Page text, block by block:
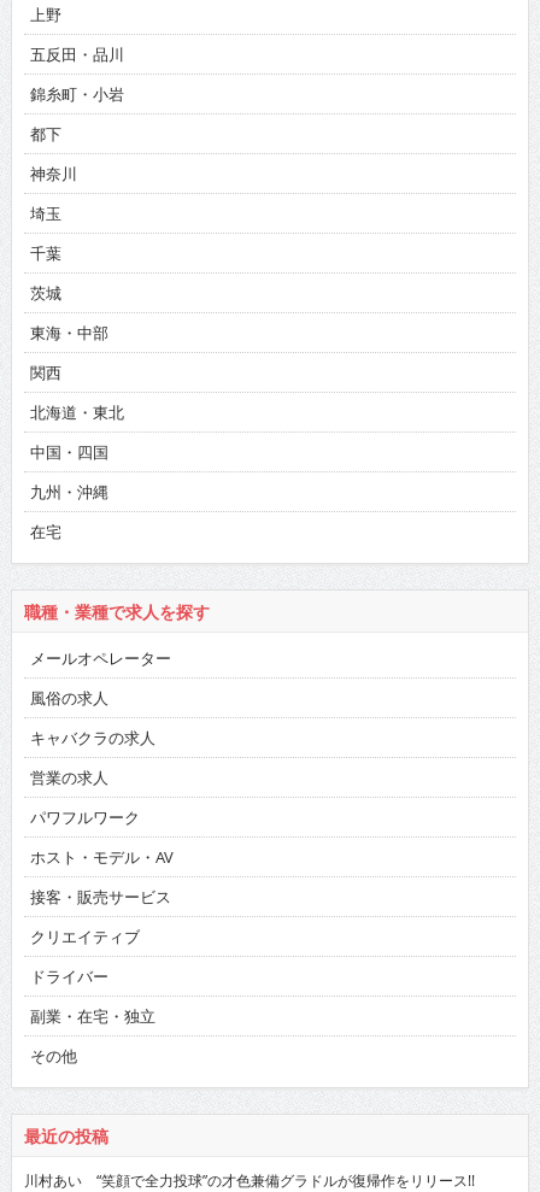
上野
五反田・品川
錦糸町・小岩
都下
神奈川
埼玉
千葉
茨城
東海・中部
関西
北海道・東北
中国・四国
九州・沖縄
在宅
職種・業種で求人を探す
メールオペレーター
風俗の求人
キャバクラの求人
営業の求人
パワフルワーク
ホスト・モデル・AV
接客・販売サービス
クリエイティブ
ドライバー
副業・在宅・独立
その他
最近の投稿
川村あい “笑顔で全力投球”の才色兼備グラドルが復帰作をリリース!!